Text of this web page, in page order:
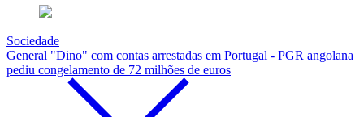
Sociedade
General "Dino" com contas arrestadas em Portugal - PGR angolana
pediu congelamento de 72 milhões de euros